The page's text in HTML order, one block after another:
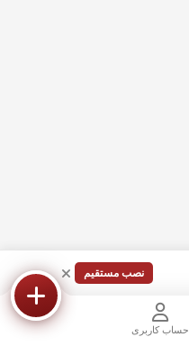
نصب مستقیم
حساب کاربری